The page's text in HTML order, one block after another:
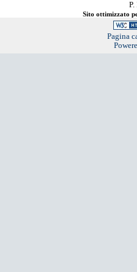
Sito ottimizzato
Pagina